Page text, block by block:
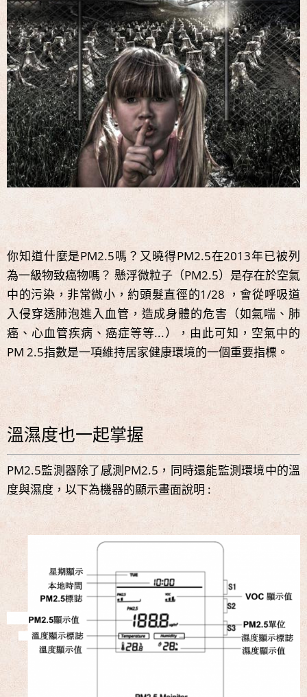
你知道什麼是PM2.5嗎？又曉得PM2.5在2013年已被列
為一級物致癌物嗎？ 懸浮微粒子（PM2.5）是存在於空氣
中的污染，非常微小，約頭髮直徑的1/28 ，會從呼吸道
入侵穿透肺泡進入血管，造成身體的危害（如氣喘、肺
癌、心血管疾病、癌症等等...），由此可知，空氣中的
PM 2.5指數是一項維持居家健康環境的一個重要指標。
溫濕度也一起掌握
PM2.5監測器除了感測PM2.5，同時還能監測環境中的溫
度與濕度，以下為機器的顯示畫面說明 :